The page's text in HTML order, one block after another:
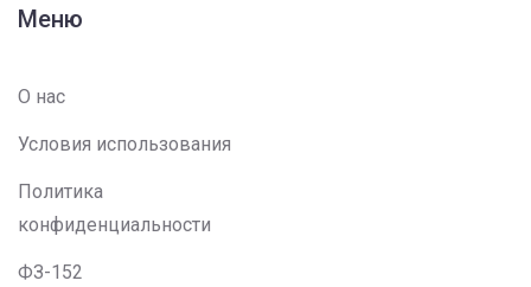
Меню
О нас
Условия использования
Политика
конфиденциальности
ФЗ-152